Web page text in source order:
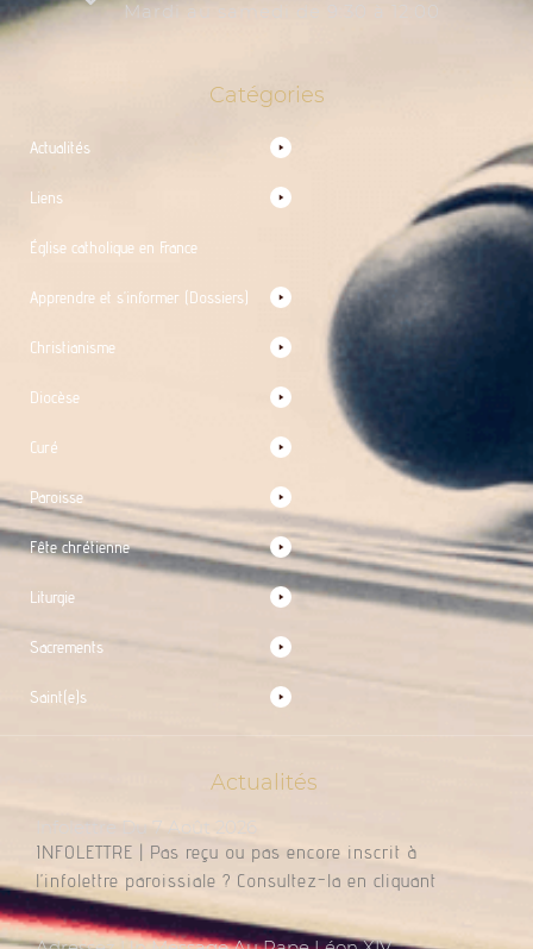
Mardi au samedi de 9:30 à 12:00
Catégories
Actualités
Liens
Église catholique en France
Apprendre et s’informer (Dossiers)
Christianisme
Diocèse
Curé
Paroisse
Fête chrétienne
Liturgie
Sacrements
Saint(e)s
Actualités
Infolettre Du 7 Août 2026
INFOLETTRE | Pas reçu ou pas encore inscrit à
l’infolettre paroissiale ? Consultez-la en cliquant